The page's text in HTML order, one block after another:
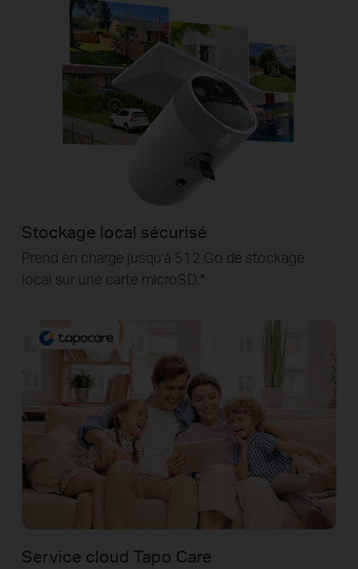
Stockage local sécurisé
Prend en charge jusqu'à 512 Go de stockage
local sur une carte microSD.*
Service cloud Tapo Care